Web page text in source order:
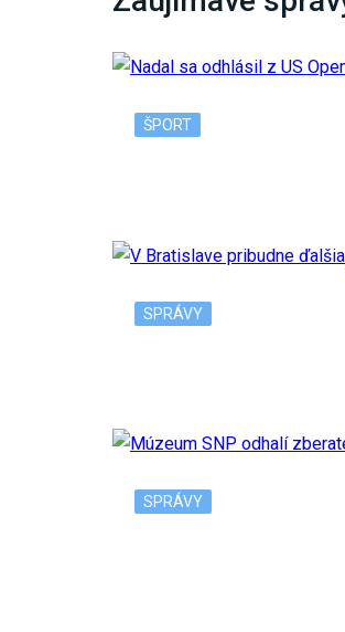
ŠPORT
SPRÁVY
SPRÁVY